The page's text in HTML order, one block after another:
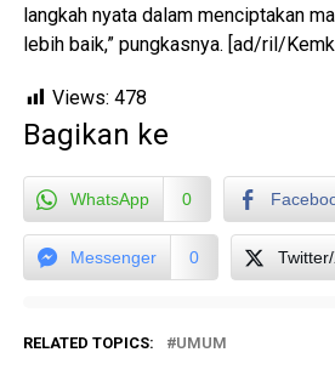
langkah nyata dalam menciptakan
lebih baik,” pungkasnya. [ad/ril/
Views: 478
Bagikan ke
WhatsApp 0
Messenger 0
RELATED TOPICS: UMUM